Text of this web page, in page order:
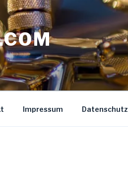
Impressum Datenschutz